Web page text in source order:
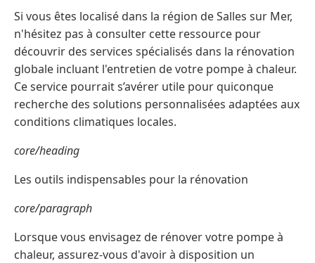
Si vous êtes localisé dans la région de Salles sur Mer,
n'hésitez pas à consulter cette ressource pour
découvrir des services spécialisés dans la rénovation
globale incluant l'entretien de votre pompe à chaleur.
Ce service pourrait s’avérer utile pour quiconque
recherche des solutions personnalisées adaptées aux
conditions climatiques locales.
core/heading
Les outils indispensables pour la rénovation
core/paragraph
Lorsque vous envisagez de rénover votre pompe à
chaleur, assurez-vous d'avoir à disposition un